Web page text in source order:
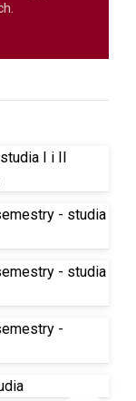
I i II
- studia
- studia
-